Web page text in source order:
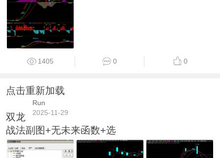
1405 0 0
点击重新加载
Run
2025-11-29
双龙
战法副图+无未来函数+选